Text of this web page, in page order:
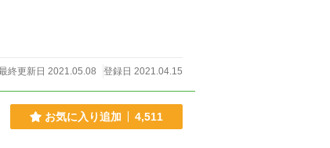
終更新日 2021.05.08 登録日 2021.04.15
お気に入り追加 4,511